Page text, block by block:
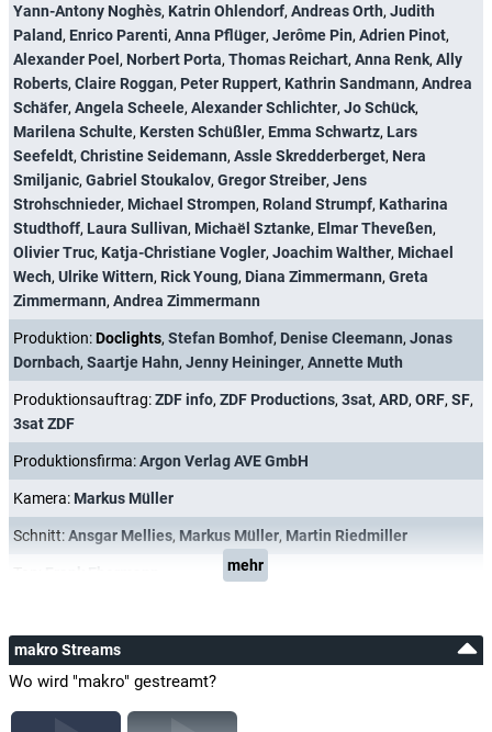
Yann-Antony Noghès, Katrin Ohlendorf, Andreas Orth, Judith
Paland, Enrico Parenti, Anna Pflüger, Jerôme Pin, Adrien Pinot,
Alexander Poel, Norbert Porta, Thomas Reichart, Anna Renk, Ally
Roberts, Claire Roggan, Peter Ruppert, Kathrin Sandmann, Andrea
Schäfer, Angela Scheele, Alexander Schlichter, Jo Schück,
Marilena Schulte, Kersten Schüßler, Emma Schwartz, Lars
Seefeldt, Christine Seidemann, Assle Skredderberget, Nera
Smiljanic, Gabriel Stoukalov, Gregor Streiber, Jens
Strohschnieder, Michael Strompen, Roland Strumpf, Katharina
Studthoff, Laura Sullivan, Michaël Sztanke, Elmar Theveßen,
Olivier Truc, Katja-Christiane Vogler, Joachim Walther, Michael
Wech, Ulrike Wittern, Rick Young, Diana Zimmermann, Greta
Zimmermann, Andrea Zimmermann
Produktion:Doclights, Stefan Bomhof, Denise Cleemann, Jonas
Dornbach, Saartje Hahn, Jenny Heininger, Annette Muth
Produktionsauftrag:ZDF info, ZDF Productions, 3sat, ARD, ORF, SF,
3sat ZDF
Produktionsfirma:Argon Verlag AVE GmbH
Kamera: Markus Müller
Schnitt:Ansgar Mellies, Markus Müller, Martin Riedmiller
mehr
makro Streams
Wo wird "makro" gestreamt?